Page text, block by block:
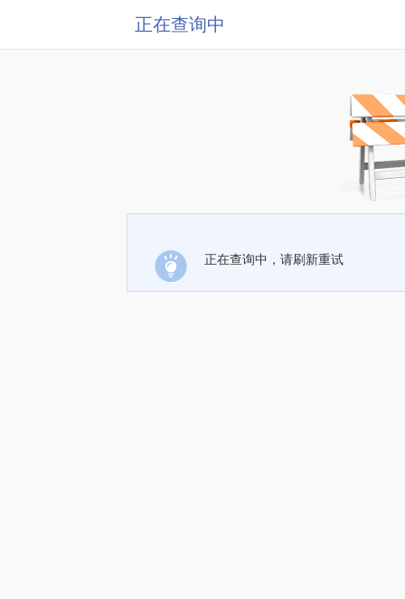
正在查询中
正在查询中，请刷新重试